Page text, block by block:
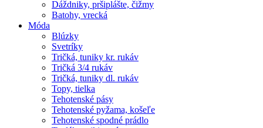
Dáždniky, pršiplášte, čižmy
Batohy, vrecká
Móda
Blúzky
Svetríky
Tričká, tuniky kr. rukáv
Tričká 3/4 rukáv
Tričká, tuniky dl. rukáv
Topy, tielka
Tehotenské pásy
Tehotenské pyžama, košeľe
Tehotenské spodné prádlo